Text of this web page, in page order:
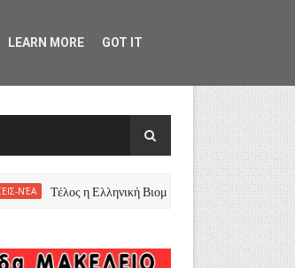
Τέλος η Ελληνική Βιομηχανία Ζωοτροφών Πουλήθηκε
LEARN MORE GOT IT